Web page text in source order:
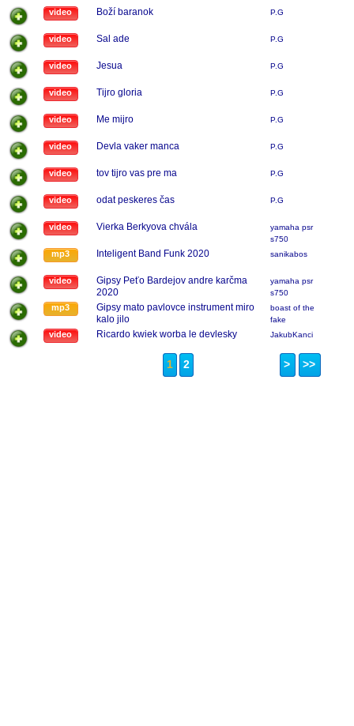
video Boží baranok P.G
video Sal ade P.G
video Jesua P.G
video Tijro gloria P.G
video Me mijro P.G
video Devla vaker manca P.G
video tov tijro vas pre ma P.G
video odat peskeres čas P.G
video Vierka Berkyova chvála
yamaha psr
s750
mp3 Inteligent Band Funk 2020 sanikabos
video
Gipsy Peťo Bardejov andre karčma
2020
yamaha psr
s750
mp3
Gipsy mato pavlovce instrument miro
kalo jilo
boast of the
fake
video Ricardo kwiek worba le devlesky JakubKanci
1 2 > >>